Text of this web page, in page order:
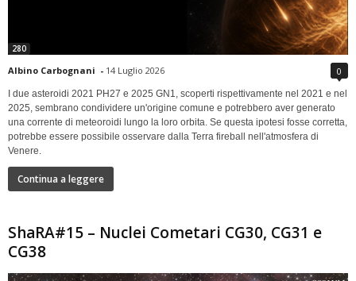
280
Albino Carbognani - 14 Luglio 2026 0
I due asteroidi 2021 PH27 e 2025 GN1, scoperti rispettivamente nel 2021 e nel
2025, sembrano condividere un'origine comune e potrebbero aver generato
una corrente di meteoroidi lungo la loro orbita. Se questa ipotesi fosse corretta,
potrebbe essere possibile osservare dalla Terra fireball nell'atmosfera di
Venere.
Continua a leggere
ShaRA#15 – Nuclei Cometari CG30, CG31 e
CG38